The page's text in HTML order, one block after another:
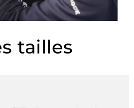
tailles